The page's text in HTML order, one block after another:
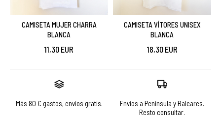
CAMISETA MUJER CHARRA
BLANCA
11,30 EUR
CAMISETA VÍTORES UNISEX
BLANCA
18,30 EUR
Más 80 € gastos, envíos gratis.
Envíos a Península y Baleares.
Resto consultar.